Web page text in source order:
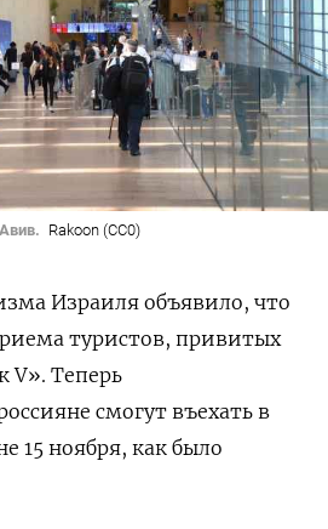
Rakoon (CC0)
Израиля объявило, что
туристов, привитых
V». Теперь
смогут въехать в
15 ноября, как было